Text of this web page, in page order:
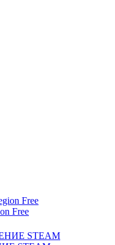
Free